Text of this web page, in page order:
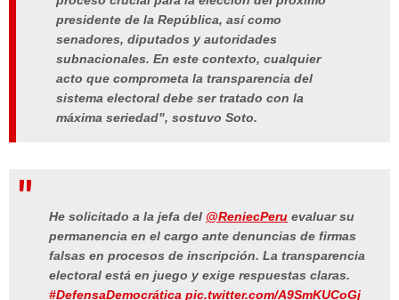
presidente de la República, así como
senadores, diputados y autoridades
subnacionales. En este contexto, cualquier
acto que comprometa la transparencia del
sistema electoral debe ser tratado con la
máxima seriedad", sostuvo Soto.
He solicitado a la jefa del @ReniecPeru evaluar su
permanencia en el cargo ante denuncias de firmas
falsas en procesos de inscripción. La transparencia
electoral está en juego y exige respuestas claras.
#DefensaDemocrática pic.twitter.com/A9SmKUCoGj